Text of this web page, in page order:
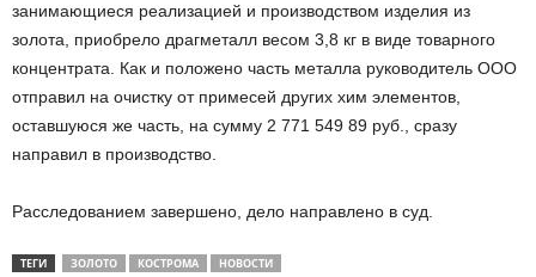
занимающиеся реализацией и производством изделия из
золота, приобрело драгметалл весом 3,8 кг в виде товарного
концентрата. Как и положено часть металла руководитель ООО
отправил на очистку от примесей других хим элементов,
оставшуюся же часть, на сумму 2 771 549 89 руб., сразу
направил в производство.
Расследованием завершено, дело направлено в суд.
ТЕГИ ЗОЛОТО КОСТРОМА НОВОСТИ